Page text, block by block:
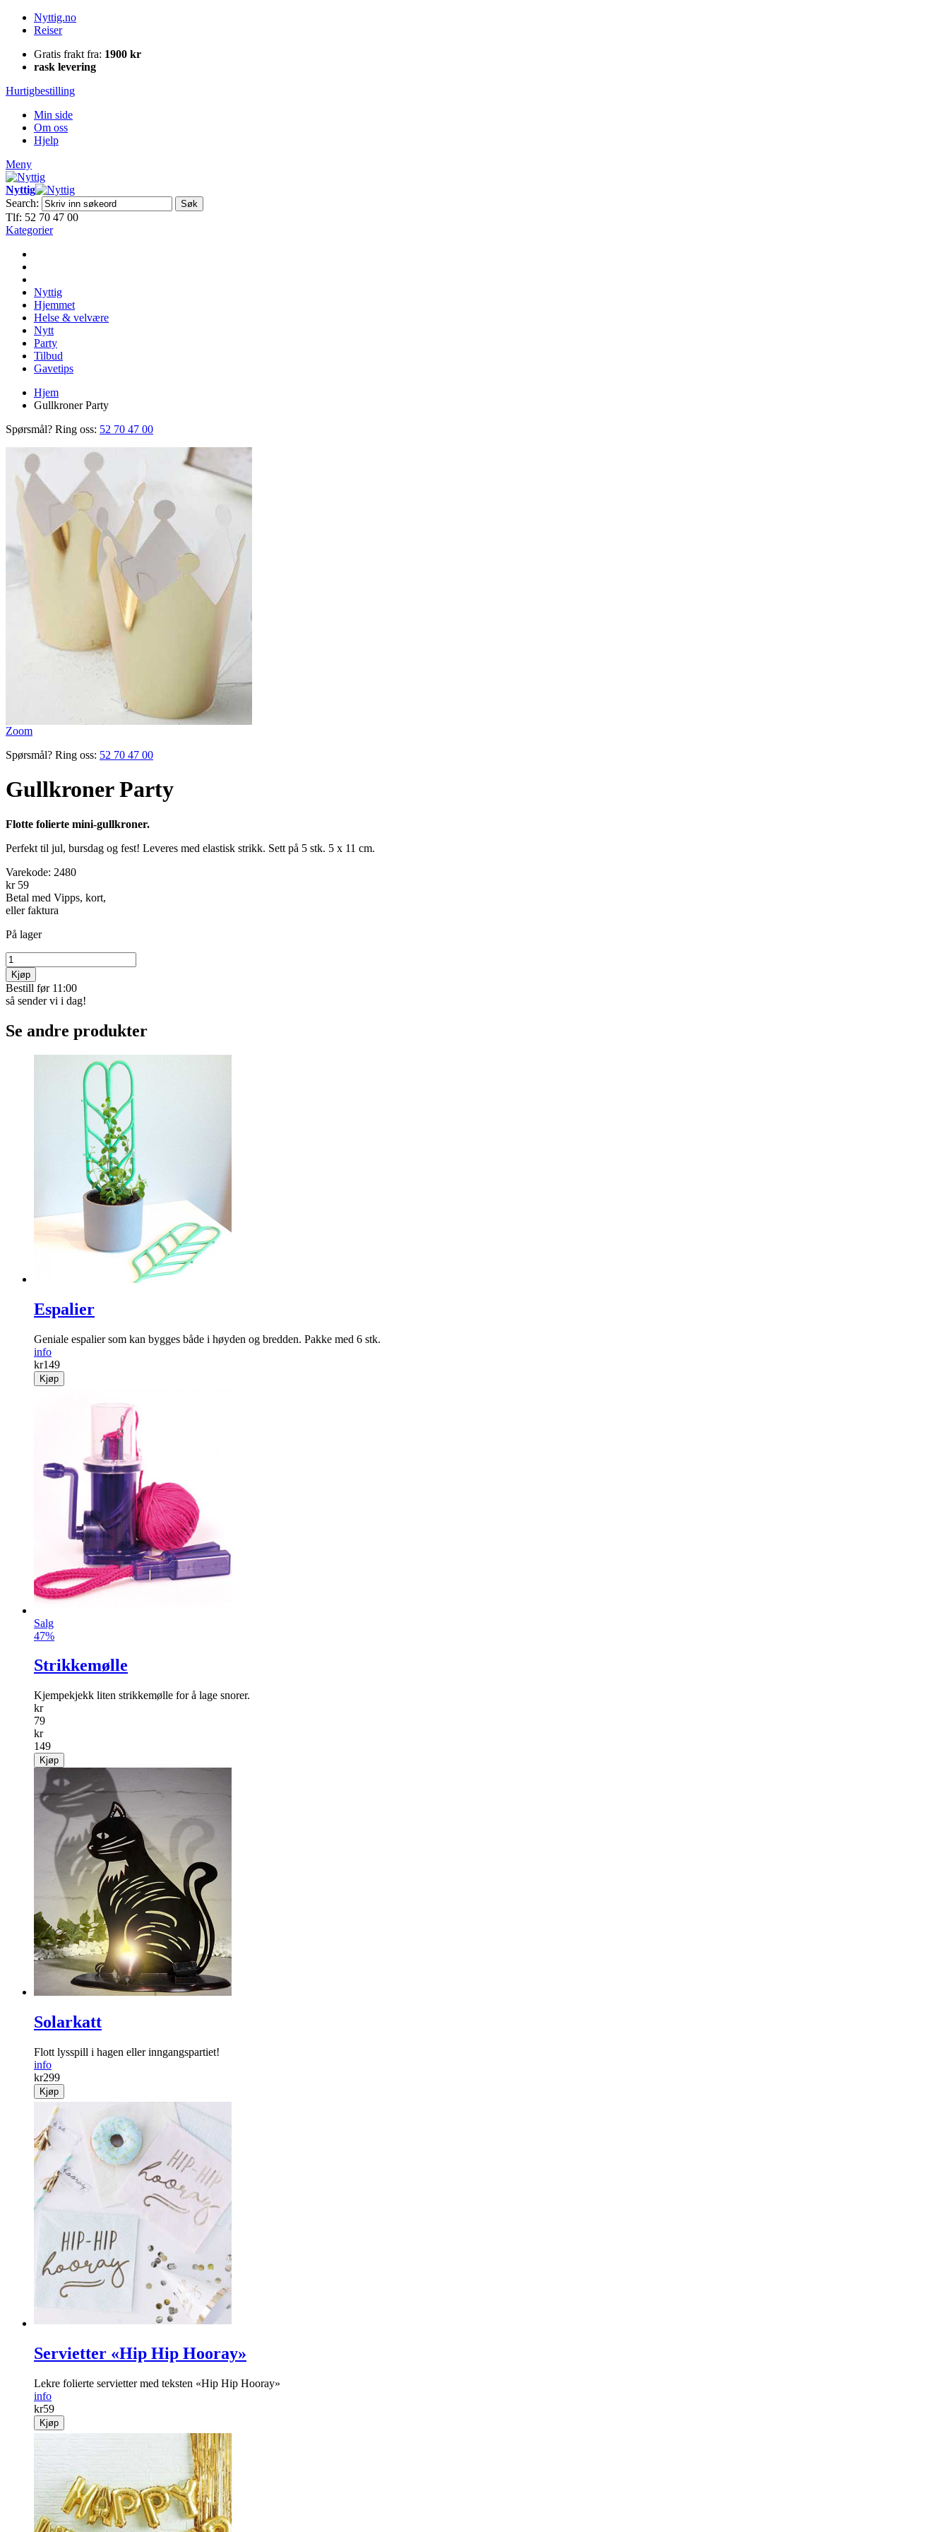
Nyttig.no
Reiser
Gratis frakt fra: 1900 kr
rask levering
Hurtigbestilling
Min side
Om oss
Hjelp
Meny
Nyttig
Search:
Søk
Tlf: 52 70 47 00
Kategorier
Nyttig
Hjemmet
Helse & velvære
Nytt
Party
Tilbud
Gavetips
Hjem
Gullkroner Party
Spørsmål? Ring oss: 52 70 47 00
Zoom
Spørsmål? Ring oss: 52 70 47 00
Gullkroner Party
Flotte folierte mini-gullkroner.
Perfekt til jul, bursdag og fest! Leveres med elastisk strikk. Sett på 5 stk. 5 x 11 cm.
Varekode: 2480
kr 59
Betal med Vipps, kort,
eller faktura
På lager
Kjøp
Bestill før 11:00
så sender vi i dag!
Se andre produkter
Espalier
Geniale espalier som kan bygges både i høyden og ­bredden. Pakke med 6 stk.
info
kr149
Kjøp
Salg
47%
Strikkemølle
Kjempekjekk liten strikkemølle for å lage snorer.
kr
79
kr
149
Kjøp
Solarkatt
Flott lysspill i hagen eller inngangspartiet!
info
kr299
Kjøp
Servietter «Hip Hip Hooray»
Lekre folierte servietter med teksten «Hip Hip Hooray»
info
kr59
Kjøp